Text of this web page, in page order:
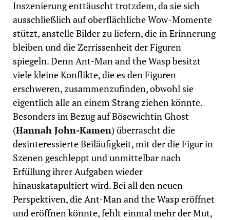
Inszenierung enttäuscht trotzdem, da sie sich
ausschließlich auf oberflächliche Wow-Momente
stützt, anstelle Bilder zu liefern, die in Erinnerung
bleiben und die Zerrissenheit der Figuren
spiegeln. Denn Ant-Man and the Wasp besitzt
viele kleine Konflikte, die es den Figuren
erschweren, zusammenzufinden, obwohl sie
eigentlich alle an einem Strang ziehen könnte.
Besonders im Bezug auf Bösewichtin Ghost
(Hannah John-Kamen) überrascht die
desinteressierte Beiläufigkeit, mit der die Figur in
Szenen geschleppt und unmittelbar nach
Erfüllung ihrer Aufgaben wieder
hinauskatapultiert wird. Bei all den neuen
Perspektiven, die Ant-Man and the Wasp eröffnet
und eröffnen könnte, fehlt einmal mehr der Mut,